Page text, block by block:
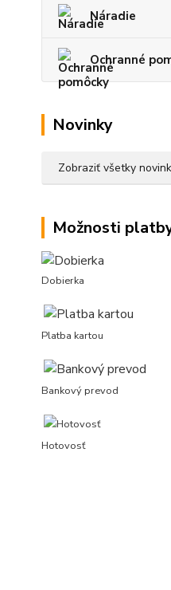
Náradie
Ochranné
Novinky
Zobraziť všetky
Možnosti
Dobierka
Platba kartou
Bankový prevod
Hotovosť